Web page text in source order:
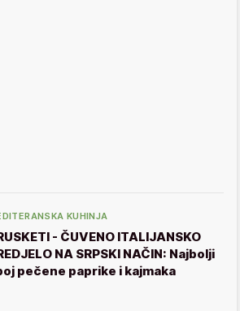
KUHINJA
- ČUVENO ITALIJANSKO
NA SRPSKI NAČIN: Najbolji
pečene paprike i kajmaka